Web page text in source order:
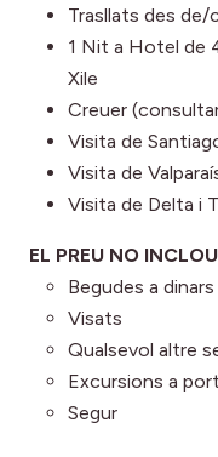
Trasllats des
1 Nit a Hotel de
Xile
Creuer
Visita de
Visita de
Visita de Delta i
EL PREU NO INCLOU
Begudes a
Visats
Qualsevol altre
Excursions a
Segur